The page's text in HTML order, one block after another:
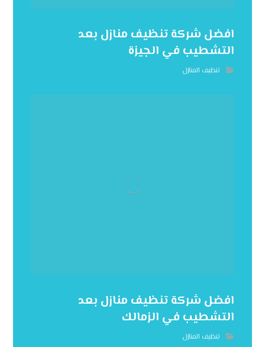
افضل شركة تنظيف منازل بعد
التشطيب في الجيزة
تنظيف المنازل
افضل شركة تنظيف منازل بعد
التشطيب في الزمالك
تنظيف المنازل